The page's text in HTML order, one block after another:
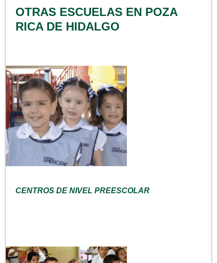
OTRAS ESCUELAS EN POZA
RICA DE HIDALGO
CENTROS DE NIVEL PREESCOLAR